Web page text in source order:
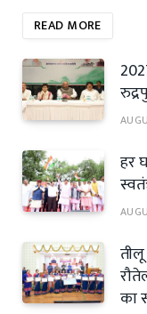
READ MORE
हर
का